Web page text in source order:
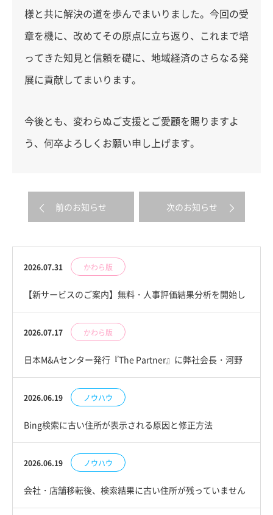
様と共に解決の道を歩んでまいりました。今回の受
章を機に、改めてその原点に立ち返り、これまで培
ってきた知見と信頼を礎に、地域経済のさらなる発
展に貢献してまいります。
今後とも、変わらぬご支援とご愛顧を賜りますよ
う、何卒よろしくお願い申し上げます。
前のお知らせ 次のお知らせ
2026.07.31 かわら版
【新サービスのご案内】無料・人事評価結果分析を開始し
ました
2026.07.17 かわら版
日本M&Aセンター発行『The Partner』に弊社会長・河野
隆が掲載されました
2026.06.19 ノウハウ
Bing検索に古い住所が表示される原因と修正方法
～Bing Placesの確認手順～
2026.06.19 ノウハウ
会社・店舗移転後、検索結果に古い住所が残っていません